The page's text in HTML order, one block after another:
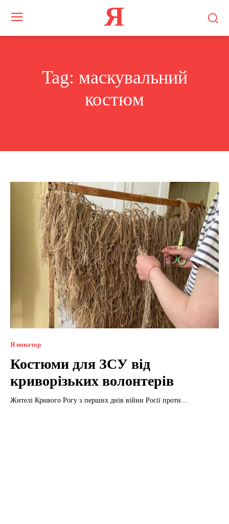
Я
Tag: маскувальний
костюм
Я новатор
Костюми для ЗСУ від
криворізьких волонтерів
Жителі Кривого Рогу з перших днів війни Росії проти...